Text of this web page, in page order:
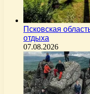
Псковская
отдыха
07.08.2026